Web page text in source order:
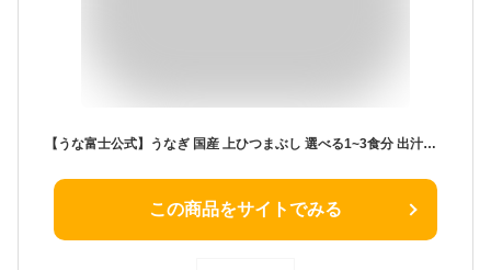
【うな富士公式】うなぎ 国産 上ひつまぶし 選べる1~3食分 出汁・タレ・薬味付き 蒲焼 鰻 青うなぎ 二ホンウナギ 特大 肉厚 地焼き ひつまぶし プレゼント ギフト グルメ 食品 お取り寄せ 実用的 つまみ 食べ物 お歳暮 unagi
この商品をサイトでみる